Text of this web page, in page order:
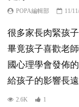
POPA編輯部 11/
很多家長肉緊孩
畢竟孩子喜歡老
國心理學會發佈
給孩子的影響長
2.6K 1